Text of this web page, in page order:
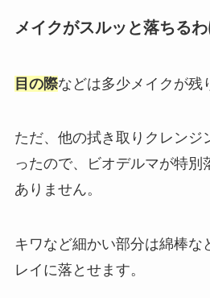
メイクがスルッと落ちる
目の際などは多少メイクが残
ただ、他の拭き取りクレンジ
ったので、ビオデルマが特別
ありません。
キワなど細かい部分は綿棒な
レイに落とせます。